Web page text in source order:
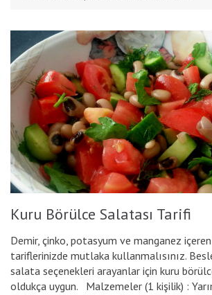
Kuru Börülce Salatası Tarifi
Demir, çinko, potasyum ve manganez
tariflerinizde mutlaka kullanmalısınız.
salata seçenekleri arayanlar için kuru
oldukça uygun. Malzemeler (1 kişilik) :